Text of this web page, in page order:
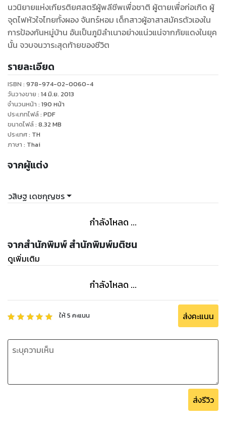
นวนิยายแห่งเกียรติยศสตรีผู้พลีชีพเพื่อชาติ ผู้ตายเพื่อก่อเกิด ผู้
จุดไฟหัวใจไทยทั้งผอง จันทร์หอม เด็กสาวผู้อาสาสมัครตัวเองใน
การป้องกันหมู่บ้าน อันเป็นภูมิลำเนาอย่างแน่วแน่จากภัยแดงในยุค
รายละเอียด
ISBN : 978-974-02-0060-4
วันวางขาย : 14 มิ.ย. 2013
จำนวนหน้า : 190 หน้า
ประเภทไฟล์: PDF
ขนาดไฟล์: 8.32 MB
ประเทศ: TH
ภาษา : Thai
จากผู้แต่ง
วสิษฐ เดชกุญชร
กำลังโหลด ...
จากสำนักพิมพ์ สำนักพิมพ์มติชน
ดูเพิ่มเติม
กำลังโหลด ...
ให้5 คะแนน ส่งคะแนน
ส่งรีวิว